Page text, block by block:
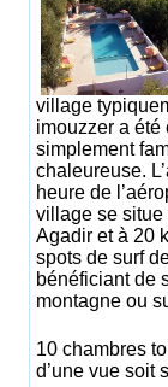
village
imouzzer a été
simplement
chaleureuse.
heure de
village se situe
Agadir et à 20
spots de surf
bénéficiant de
montagne ou
10 chambres
d’une vue soit